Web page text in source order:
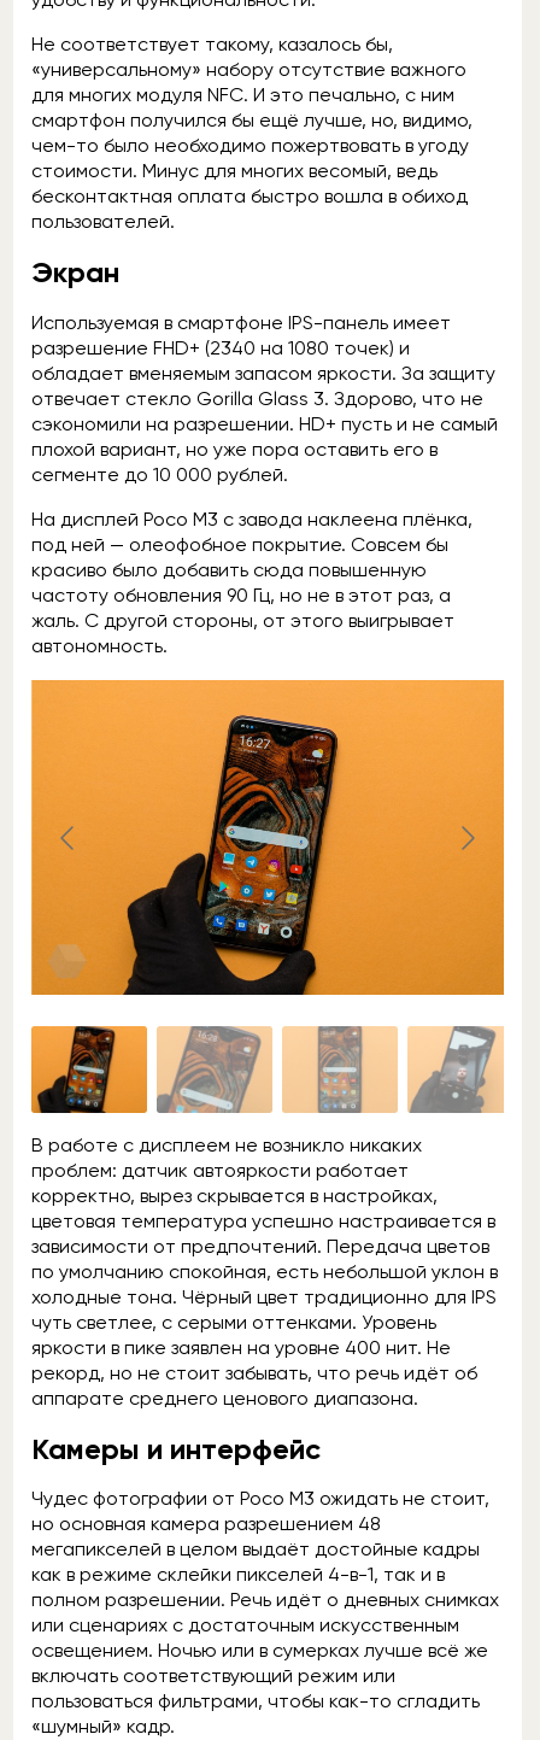
Не соответствует такому, казалось бы,
«универсальному» набору отсутствие важного
для многих модуля NFC. И это печально, с ним
смартфон получился бы ещё лучше, но, видимо,
чем-то было необходимо пожертвовать в угоду
стоимости. Минус для многих весомый, ведь
бесконтактная оплата быстро вошла в обиход
пользователей.
Экран
Используемая в смартфоне IPS-панель имеет
разрешение FHD+ (2340 на 1080 точек) и
обладает вменяемым запасом яркости. За защиту
отвечает стекло Gorilla Glass 3. Здорово, что не
сэкономили на разрешении. HD+ пусть и не самый
плохой вариант, но уже пора оставить его в
сегменте до 10 000 рублей.
На дисплей Poco M3 с завода наклеена плёнка,
под ней — олеофобное покрытие. Совсем бы
красиво было добавить сюда повышенную
частоту обновления 90 Гц, но не в этот раз, а
жаль. С другой стороны, от этого выигрывает
автономность.
В работе с дисплеем не возникло никаких
проблем: датчик автояркости работает
корректно, вырез скрывается в настройках,
цветовая температура успешно настраивается в
зависимости от предпочтений. Передача цветов
по умолчанию спокойная, есть небольшой уклон в
холодные тона. Чёрный цвет традиционно для IPS
чуть светлее, с серыми оттенками. Уровень
яркости в пике заявлен на уровне 400 нит. Не
рекорд, но не стоит забывать, что речь идёт об
аппарате среднего ценового диапазона.
Камеры и интерфейс
Чудес фотографии от Poco M3 ожидать не стоит,
но основная камера разрешением 48
мегапикселей в целом выдаёт достойные кадры
как в режиме склейки пикселей 4-в-1, так и в
полном разрешении. Речь идёт о дневных снимках
или сценариях с достаточным искусственным
освещением. Ночью или в сумерках лучше всё же
включать соответствующий режим или
пользоваться фильтрами, чтобы как-то сгладить
«шумный» кадр.